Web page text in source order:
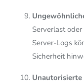
Serverlast
Server-Logs
Sicherheit